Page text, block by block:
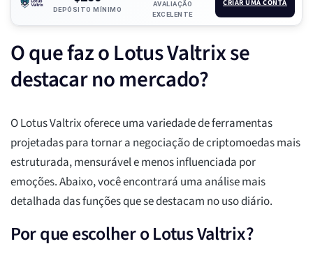
DEPÓSITO MÍNIMO
AVALIAÇÃO
EXCELENTE
CRIAR UMA CONTA
O que faz o Lotus Valtrix se
destacar no mercado?
O Lotus Valtrix oferece uma variedade de ferramentas
projetadas para tornar a negociação de criptomoedas mais
estruturada, mensurável e menos influenciada por
emoções. Abaixo, você encontrará uma análise mais
detalhada das funções que se destacam no uso diário.
Por que escolher o Lotus Valtrix?